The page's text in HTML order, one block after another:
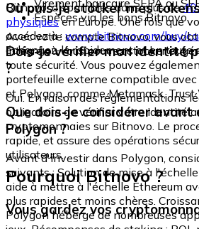
Virement bancaire SEPA ou
Espèces via les bons Bitnovo
Bitnovo, disponibles dans plus de40
physiquesen Europe. Une fois que
accédez à : www.bitnovo.com/buy/
échangez-le rapidement et en toute
Où puis-je stocker mes
Avec votre compte Bitnovo, vous
intégré où vous pouvez stocker et
toute sécurité. Vous pouvez
portefeuille externe compatible avec
et Polygon, comme Metamask, Trust
Dois-je vérifier mon identité
?
Oui. En raison des réglementations
obligatoire de vérifier votre identité
cryptomonnaies sur Bitnovo. Le
rapide, et assure des opérations
utilisateurs.
Que dois-je considérer
Polygon ?
Avant d'investir dans Polygon,
suivants : Solution de mise à
aide à mettre à l'échelle Ethereum
plus rapides et moins chères.
Polygon héberge de nombreuses
Pourquoi Bitnovo ?
Vous gardez vos